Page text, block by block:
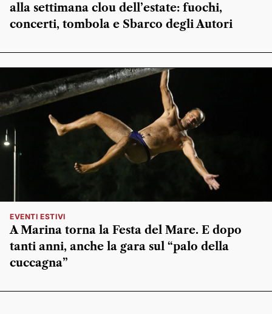
alla settimana clou dell’estate: fuochi,
concerti, tombola e Sbarco degli Autori
EVENTI ESTIVI
A Marina torna la Festa del Mare. E dopo
tanti anni, anche la gara sul “palo della
cuccagna”